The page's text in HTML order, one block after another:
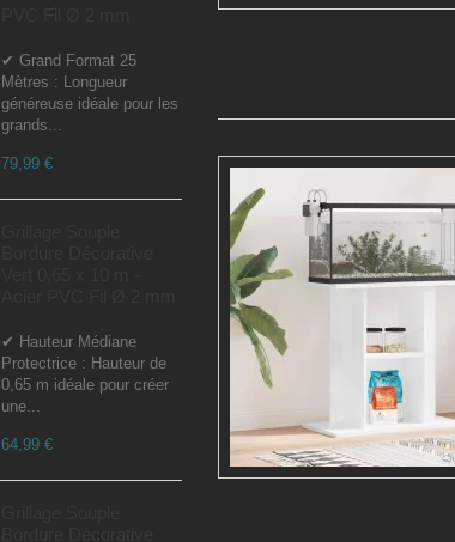
✔ Grand Format 25
Mètres : Longueur
généreuse idéale pour les
grands...
79,99 €
✔ Hauteur Médiane
Protectrice : Hauteur de
0,65 m idéale pour créer
une...
64,99 €